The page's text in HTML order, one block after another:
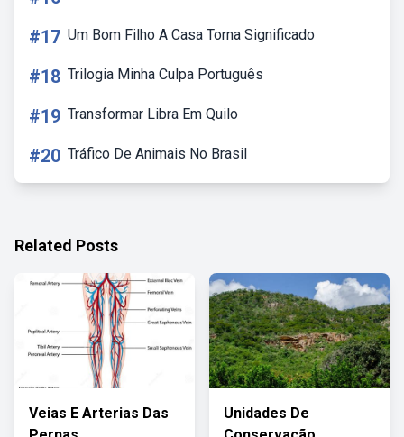
#17 Um Bom Filho A Casa Torna Significado
#18 Trilogia Minha Culpa Português
#19 Transformar Libra Em Quilo
#20 Tráfico De Animais No Brasil
Related Posts
Veias E Arterias Das
Unidades De